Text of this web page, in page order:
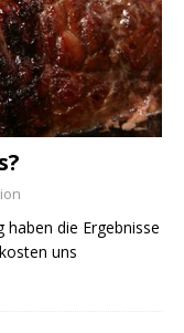
die Ergebnisse
uns